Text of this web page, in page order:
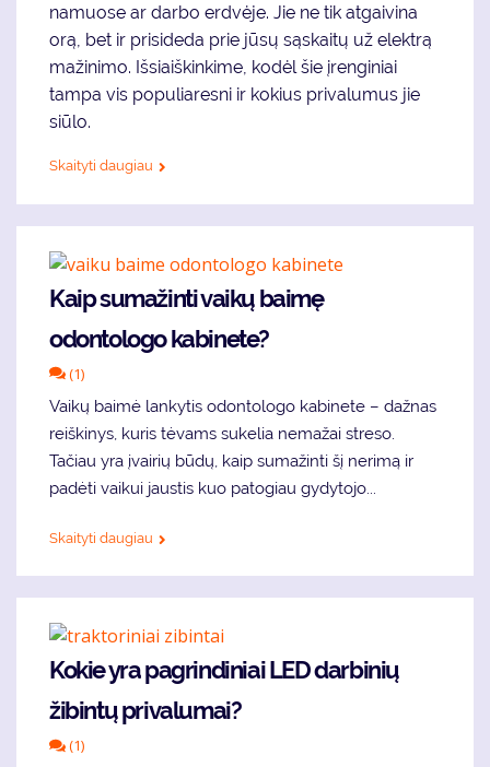
namuose ar darbo erdvėje. Jie ne tik atgaivina
orą, bet ir prisideda prie jūsų sąskaitų už elektrą
mažinimo. Išsiaiškinkime, kodėl šie įrenginiai
tampa vis populiaresni ir kokius privalumus jie
siūlo.
Skaityti daugiau
Kaip sumažinti vaikų baimę
odontologo kabinete?
(1)
Vaikų baimė lankytis odontologo kabinete – dažnas
reiškinys, kuris tėvams sukelia nemažai streso.
Tačiau yra įvairių būdų, kaip sumažinti šį nerimą ir
padėti vaikui jaustis kuo patogiau gydytojo...
Skaityti daugiau
Kokie yra pagrindiniai LED darbinių
žibintų privalumai?
(1)